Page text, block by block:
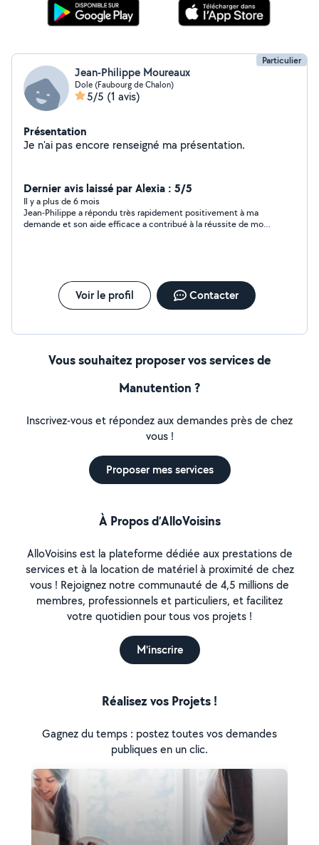
Particulier
Jean-Philippe Moureaux
Dole (Faubourg de Chalon)
5/5 (1 avis)
Présentation
Je n'ai pas encore renseigné ma présentation.
Dernier avis laissé par Alexia : 5/5
Il y a plus de 6 mois
Jean-Philippe a répondu très rapidement positivement à ma
demande et son aide efficace a contribué à la réussite de mon
Voir le profil Contacter
Vous souhaitez proposer vos services de
Manutention ?
Inscrivez-vous et répondez aux demandes près de chez
vous !
Proposer mes services
À Propos d’AlloVoisins
AlloVoisins est la plateforme dédiée aux prestations de
services et à la location de matériel à proximité de chez
vous ! Rejoignez notre communauté de 4,5 millions de
membres, professionnels et particuliers, et facilitez
votre quotidien pour tous vos projets !
M'inscrire
Réalisez vos Projets !
Gagnez du temps : postez toutes vos demandes
publiques en un clic.